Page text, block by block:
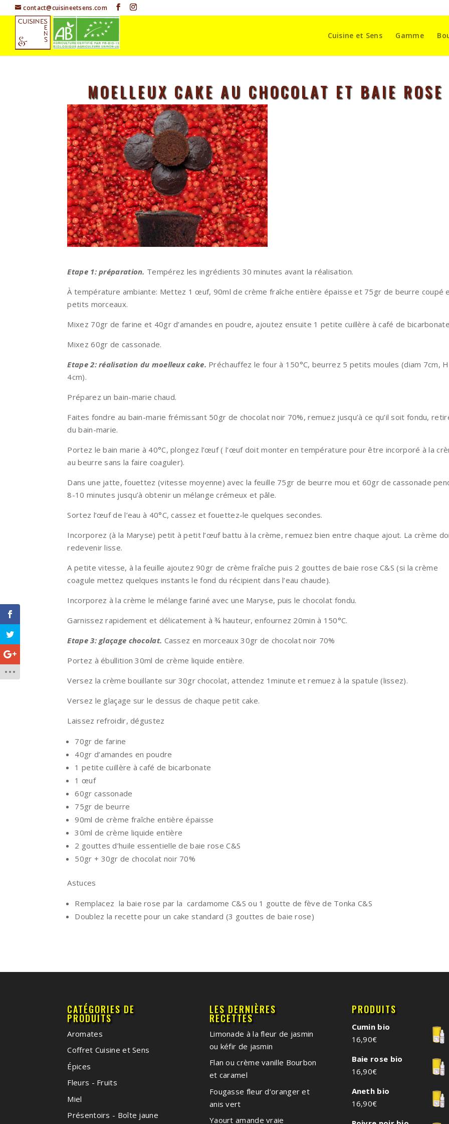
contact@cuisineetsens.com
Cuisine et Sens Gamme
MOELLEUX CAKE AU CHOCOLAT ET BAIE ROSE
Etape 1: préparation. Tempérez les ingrédients 30 minutes avant la réalisation.
À température ambiante: Mettez 1 œuf, 90ml de crème fraîche entière épaisse et 75gr de beurre coupé
petits morceaux.
Mixez 70gr de farine et 40gr d’amandes en poudre, ajoutez ensuite 1 petite cuillère à café de
Mixez 60gr de cassonade.
Etape 2: réalisation du moelleux cake. Préchauffez le four à 150°C, beurrez 5 petits moules (diam 7cm, H
4cm).
Préparez un bain-marie chaud.
Faites fondre au bain-marie frémissant 50gr de chocolat noir 70%, remuez jusqu’à ce qu’il soit fondu,
du bain-marie.
Portez le bain marie à 40°C, plongez l’œuf ( l’œuf doit monter en température pour être incorporé à la
au beurre sans la faire coaguler).
Dans une jatte, fouettez (vitesse moyenne) avec la feuille 75gr de beurre mou et 60gr de cassonade
8-10 minutes jusqu’à obtenir un mélange crémeux et pâle.
Sortez l’œuf de l’eau à 40°C, cassez et fouettez-le quelques secondes.
Incorporez (à la Maryse) petit à petit l’œuf battu à la crème, remuez bien entre chaque ajout. La crème
redevenir lisse.
A petite vitesse, à la feuille ajoutez 90gr de crème fraîche puis 2 gouttes de baie rose C&S (si la crème
coagule mettez quelques instants le fond du récipient dans l’eau chaude).
Incorporez à la crème le mélange fariné avec une Maryse, puis le chocolat fondu.
Garnissez rapidement et délicatement à ¾ hauteur, enfournez 20min à 150°C.
Etape 3: glaçage chocolat. Cassez en morceaux 30gr de chocolat noir 70%
Portez à ébullition 30ml de crème liquide entière.
Versez la crème bouillante sur 30gr chocolat, attendez 1minute et remuez à la spatule (lissez).
Versez le glaçage sur le dessus de chaque petit cake.
Laissez refroidir, dégustez
70gr de farine
40gr d’amandes en poudre
1 petite cuillère à café de bicarbonate
1 œuf
60gr cassonade
75gr de beurre
90ml de crème fraîche entière épaisse
30ml de crème liquide entière
2 gouttes d’huile essentielle de baie rose C&S
50gr + 30gr de chocolat noir 70%
Astuces
Remplacez la baie rose par la cardamome C&S ou 1 goutte de fève de Tonka C&S
Doublez la recette pour un cake standard (3 gouttes de baie rose)
CATÉGORIES DE
PRODUITS
Aromates
Coffret Cuisine et Sens
Épices
Fleurs - Fruits
Miel
Présentoirs - Boîte jaune
LES DERNIÈRES
RECETTES
Limonade à la fleur de jasmin
ou kéfir de jasmin
Flan ou crème vanille Bourbon
et caramel
Fougasse fleur d’oranger et
anis vert
Yaourt amande vraie
PRODUITS
Cumin bio
16,90€
Baie rose bio
16,90€
Aneth bio
16,90€